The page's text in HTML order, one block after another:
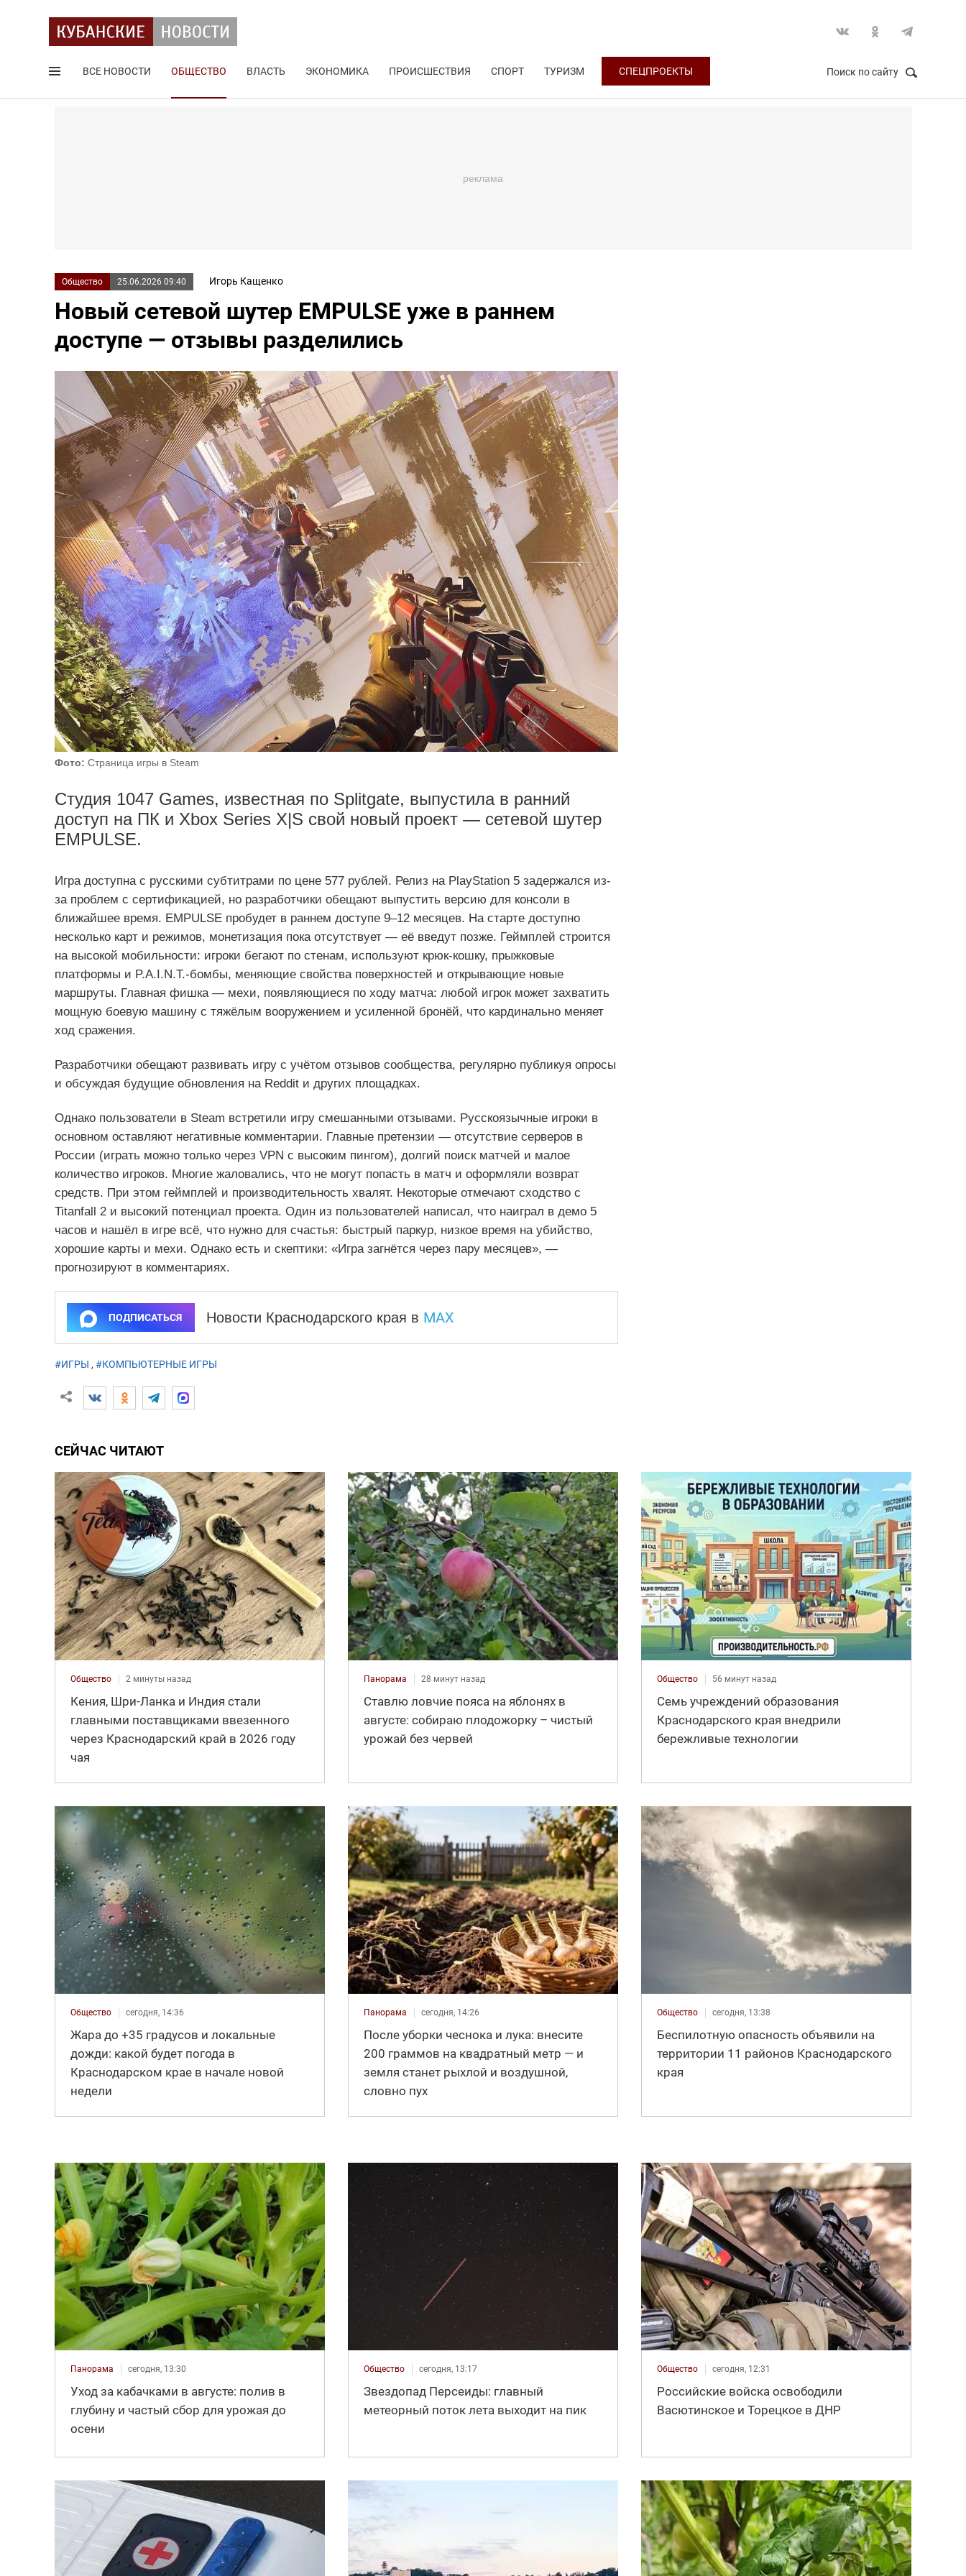
ВСЕ НОВОСТИ ОБЩЕСТВО ВЛАСТЬ ЭКОНОМИКА ПРОИСШЕСТВИЯ СПОРТ ТУРИЗМ СПЕЦПРОЕКТЫ Поиск по сайту
Общество 25.06.2026 09:40 Игорь Кащенко
Новый сетевой шутер EMPULSE уже в раннем
доступе — отзывы разделились
Фото: Страница игры в Steam
Студия 1047 Games, известная по Splitgate, выпустила в ранний
доступ на ПК и Xbox Series X|S свой новый проект — сетевой шутер
EMPULSE.
Игра доступна с русскими субтитрами по цене 577 рублей. Релиз на PlayStation 5 задержался из-
за проблем с сертификацией, но разработчики обещают выпустить версию для консоли в
ближайшее время. EMPULSE пробудет в раннем доступе 9–12 месяцев. На старте доступно
несколько карт и режимов, монетизация пока отсутствует — её введут позже. Геймплей строится
на высокой мобильности: игроки бегают по стенам, используют крюк-кошку, прыжковые
платформы и P.A.I.N.T.-бомбы, меняющие свойства поверхностей и открывающие новые
маршруты. Главная фишка — мехи, появляющиеся по ходу матча: любой игрок может захватить
мощную боевую машину с тяжёлым вооружением и усиленной бронёй, что кардинально меняет
ход сражения.
Разработчики обещают развивать игру с учётом отзывов сообщества, регулярно публикуя опросы
и обсуждая будущие обновления на Reddit и других площадках.
Однако пользователи в Steam встретили игру смешанными отзывами. Русскоязычные игроки в
основном оставляют негативные комментарии. Главные претензии — отсутствие серверов в
России (играть можно только через VPN с высоким пингом), долгий поиск матчей и малое
количество игроков. Многие жаловались, что не могут попасть в матч и оформляли возврат
средств. При этом геймплей и производительность хвалят. Некоторые отмечают сходство с
Titanfall 2 и высокий потенциал проекта. Один из пользователей написал, что наиграл в демо 5
часов и нашёл в игре всё, что нужно для счастья: быстрый паркур, низкое время на убийство,
хорошие карты и мехи. Однако есть и скептики: «Игра загнётся через пару месяцев», —
прогнозируют в комментариях.
ПОДПИСАТЬСЯ Новости Краснодарского края в MAX
#ИГРЫ , #КОМПЬЮТЕРНЫЕ ИГРЫ
СЕЙЧАС ЧИТАЮТ
Общество 2 минуты назад
Кения, Шри-Ланка и Индия стали
главными поставщиками ввезенного
через Краснодарский край в 2026 году
чая
Панорама 28 минут назад
Ставлю ловчие пояса на яблонях в
августе: собираю плодожорку – чистый
урожай без червей
Общество 56 минут назад
Семь учреждений образования
Краснодарского края внедрили
бережливые технологии
Общество сегодня, 14:36
Жара до +35 градусов и локальные
дожди: какой будет погода в
Краснодарском крае в начале новой
недели
Панорама сегодня, 14:26
После уборки чеснока и лука: внесите
200 граммов на квадратный метр — и
земля станет рыхлой и воздушной,
словно пух
Общество сегодня, 13:38
Беспилотную опасность объявили на
территории 11 районов Краснодарского
края
Панорама сегодня, 13:30
Уход за кабачками в августе: полив в
глубину и частый сбор для урожая до
осени
Общество сегодня, 13:17
Звездопад Персеиды: главный
метеорный поток лета выходит на пик
Общество сегодня, 12:31
Российские войска освободили
Васютинское и Торецкое в ДНР